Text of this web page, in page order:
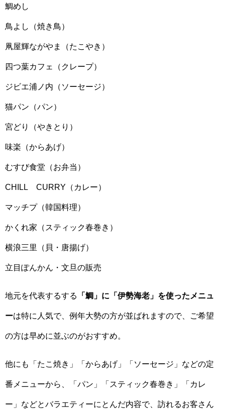
鯛めし
鳥よし（焼き鳥）
凧屋輝ながやま（たこやき）
四つ葉カフェ（クレープ）
ジビエ浦ノ内（ソーセージ）
猫パン（パン）
宮どり（やきとり）
味楽（からあげ）
むすび食堂（お弁当）
CHILL CURRY（カレー）
マッチプ（韓国料理）
かくれ家（スティック春巻き）
横浪三里（貝・唐揚げ）
立目ぽんかん・文旦の販売
地元を代表するする 「鯛」に「伊勢海老」を使ったメニュ
ーは特に人気で、例年大勢の方が並ばれますので、ご希望
の方は早めに並ぶのがおすすめ。
他にも「たこ焼き」「からあげ」「ソーセージ」などの定
番メニューから、「パン」「スティック春巻き」「カレ
ー」などとバラエティーにとんだ内容で、訪れるお客さん